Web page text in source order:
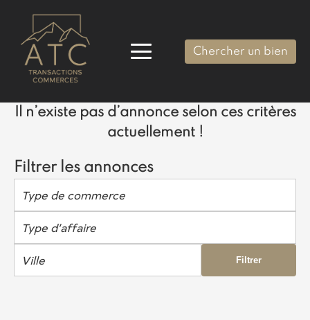
Chercher un bien
Il n’existe pas d’annonce selon ces critères
actuellement !
Filtrer les annonces
Type de commerce
Type d’affaire
Ville Filtrer